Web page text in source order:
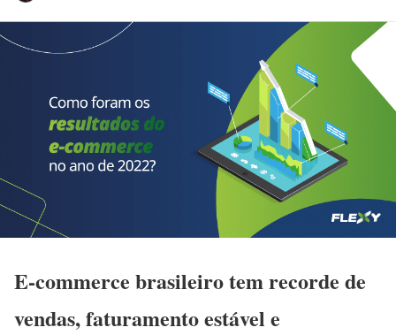
E-commerce brasileiro tem recorde de
vendas, faturamento estável e